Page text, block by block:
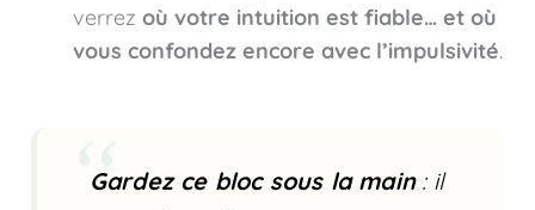
verrez où votre intuition est fiable… et où
vous confondez encore avec l’impulsivité.
Gardez ce bloc sous la main: il